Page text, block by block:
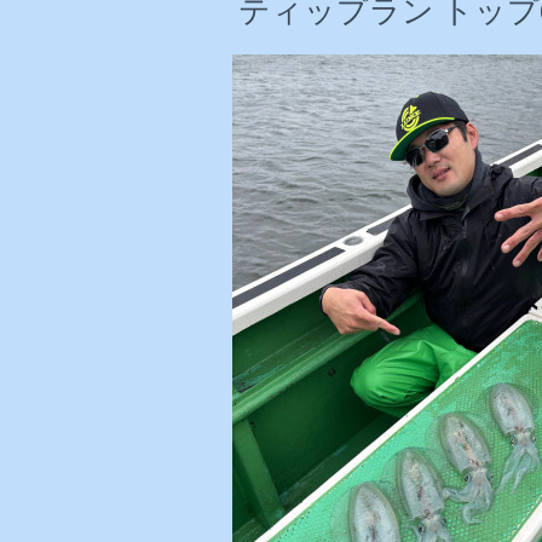
ティップラン トッ